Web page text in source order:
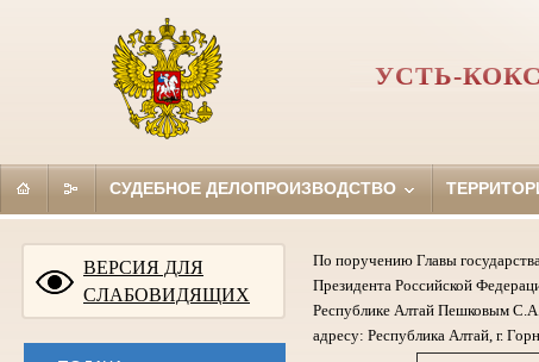
УСТЬ-
СУДЕБНОЕ ДЕЛОПРОИЗВОДСТВО
ВЕРСИЯ ДЛЯ
СЛАБОВИДЯЩИХ
По поручению Главы
Президента Российской
Республике Алтай Пешковым
адресу: Республика Алтай, г.